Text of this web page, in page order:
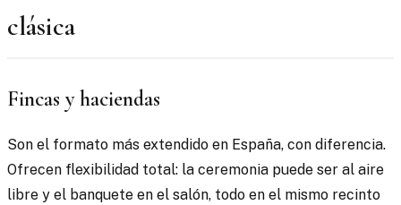
clásica
Fincas y haciendas
Son el formato más extendido en España, con diferencia.
Ofrecen flexibilidad total: la ceremonia puede ser al aire
libre y el banquete en el salón, todo en el mismo recinto